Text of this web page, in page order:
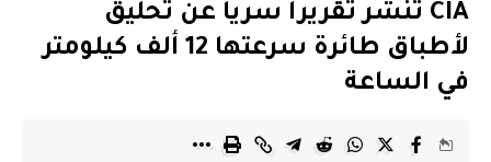
CIA تنشر تقريرا سريا عن تحليق
لأطباق طائرة سرعتها 12 ألف كيلومتر
في الساعة